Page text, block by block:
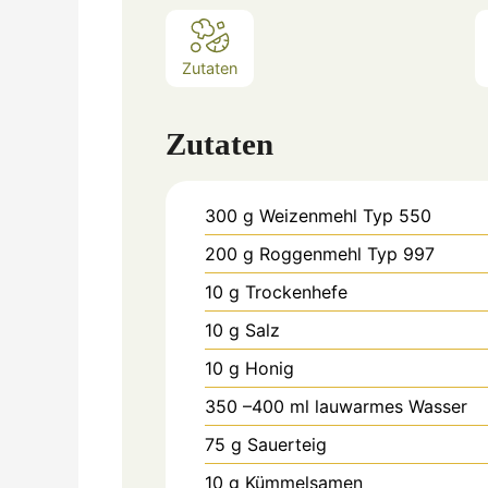
Zutaten
Zutaten
300 g Weizenmehl Typ 550
200 g Roggenmehl Typ 997
10 g Trockenhefe
10 g Salz
10 g Honig
350 –400 ml lauwarmes Wasser
75 g Sauerteig
10 g Kümmelsamen